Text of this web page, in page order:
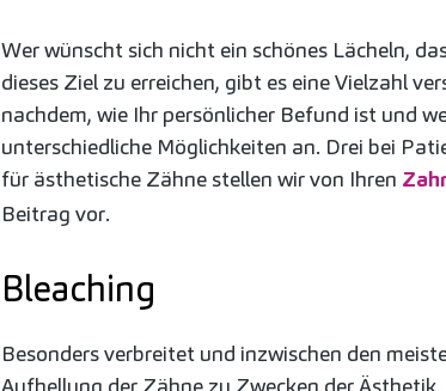
Wer wünscht sich nicht ein schönes Lächeln,
dieses Ziel zu erreichen, gibt es eine Vielzahl
nachdem, wie Ihr persönlicher Befund ist und
unterschiedliche Möglichkeiten an. Drei bei
für ästhetische Zähne stellen wir von Ihren
Beitrag vor.
Bleaching
Besonders verbreitet und inzwischen den